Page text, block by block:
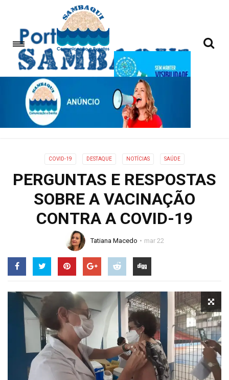
COVID-19 DESTAQUE NOTÍCIAS SAÚDE
PERGUNTAS E RESPOSTAS
SOBRE A VACINAÇÃO
CONTRA A COVID-19
Tatiana Macedo mar 22